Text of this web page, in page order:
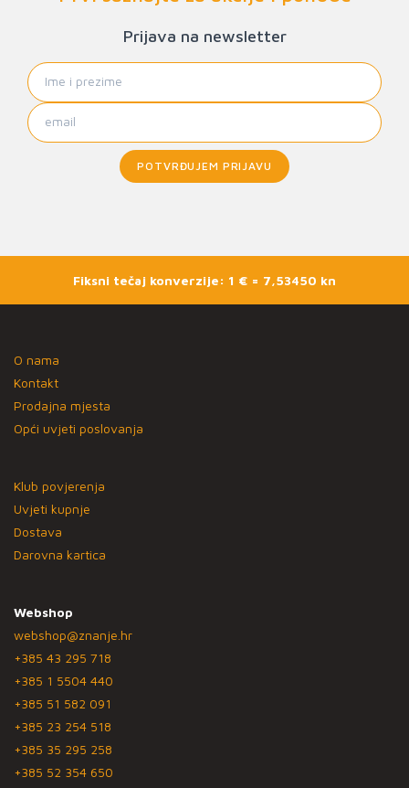
Prijava na newsletter
POTVRĐUJEM PRIJAVU
Fiksni tečaj konverzije: 1 € = 7,53450 kn
O nama
Kontakt
Prodajna mjesta
Opći uvjeti poslovanja
Klub povjerenja
Uvjeti kupnje
Dostava
Darovna kartica
Webshop
webshop@znanje.hr
+385 43 295 718
+385 1 5504 440
+385 51 582 091
+385 23 254 518
+385 35 295 258
+385 52 354 650